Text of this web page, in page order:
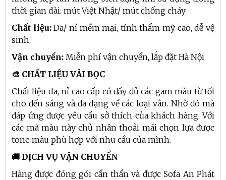
thời gian dài: mút Việt Nhật/ mút chống cháy
Chất liệu:Da/ nỉ mềm mại, tính thẩm mỹ cao, dễ vệ
sinh
Vận chuyển: Miễn phí vận chuyển, lắp đặt Hà Nội
🎨 CHẤT LIỆU VẢI BỌC
Chất liệu da, nỉ cao cấp có đầy đủ các gam màu từ tối
cho đến sáng và đa dạng về các loại vân. Nhờ đó mà
đáp ứng được yêu cầu sở thích của khách hàng. Với
các mã màu này chủ nhân thoải mái chọn lựa được
tone màu phù hợp với nhu cầu của mình.
🚚 DỊCH VỤ VẬN CHUYỂN
Hàng được đóng gói cẩn thẩn và được Sofa An Phát